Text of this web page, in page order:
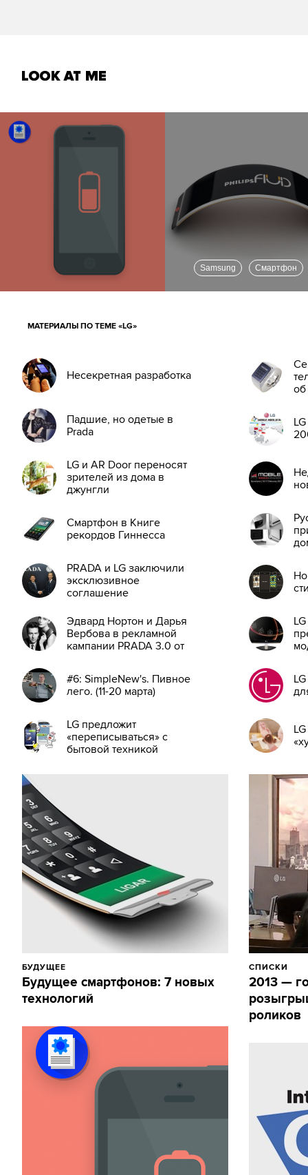
Samsung Смартфон
МАТЕРИАЛЫ ПО ТЕМЕ «LG»
Несекретная разработка
Падшие, но одетые в
Prada
LG и AR Door переносят
зрителей из дома в
джунгли
Смартфон в Книге
рекордов Гиннесса
PRADA и LG заключили
эксклюзивное
соглашение
Эдвард Нортон и Дарья
Вербова в рекламной
кампании PRADA 3.0 от
#6: SimpleNew's. Пивное
лего. (11-20 марта)
LG предложит
«переписываться» с
бытовой техникой
об
БУДУЩЕЕ
Будущее смартфонов: 7 новых
технологий
СПИСКИ
2013 —
роликов